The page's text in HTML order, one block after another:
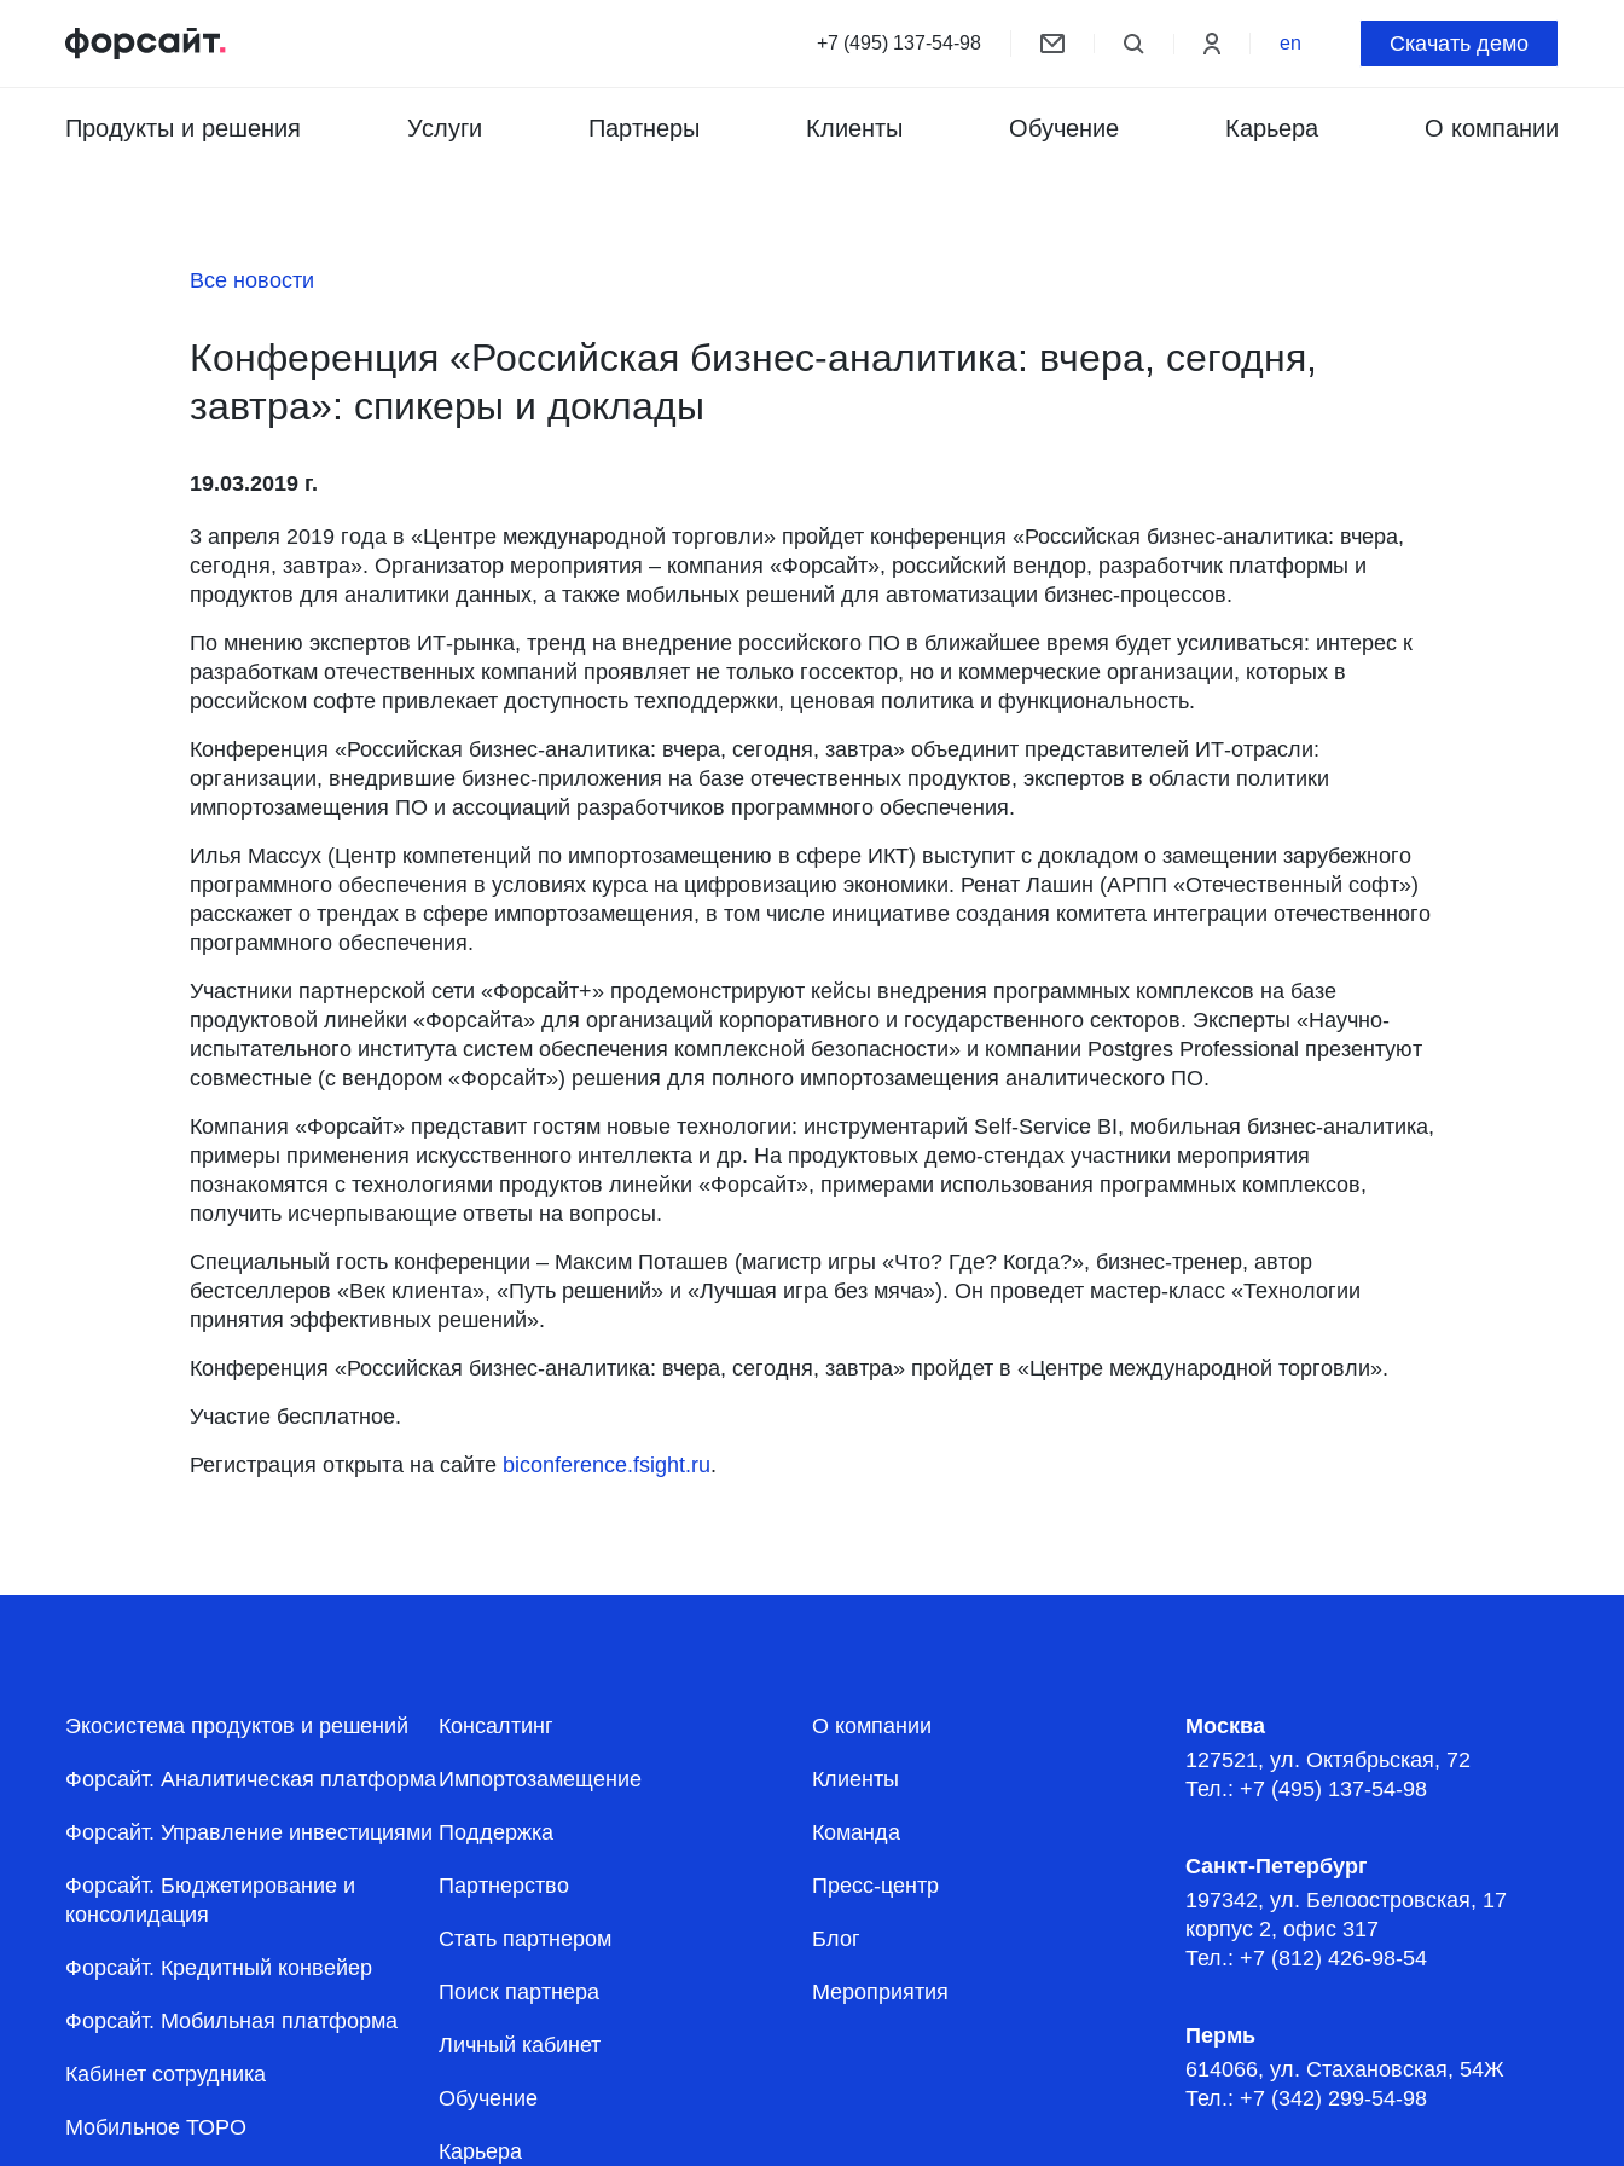
+7 (495) 137-54-98 en Скачать демо
Продукты и решения Услуги Партнеры Клиенты Обучение Карьера О компании
Все новости
Конференция «Российская бизнес-аналитика: вчера, сегодня,
завтра»: спикеры и доклады
19.03.2019 г.
3 апреля 2019 года в «Центре международной торговли» пройдет конференция «Российская бизнес-аналитика: вчера,
сегодня, завтра». Организатор мероприятия – компания «Форсайт», российский вендор, разработчик платформы и
продуктов для аналитики данных, а также мобильных решений для автоматизации бизнес-процессов.
По мнению экспертов ИТ-рынка, тренд на внедрение российского ПО в ближайшее время будет усиливаться: интерес к
разработкам отечественных компаний проявляет не только госсектор, но и коммерческие организации, которых в
российском софте привлекает доступность техподдержки, ценовая политика и функциональность.
Конференция «Российская бизнес-аналитика: вчера, сегодня, завтра» объединит представителей ИТ-отрасли:
организации, внедрившие бизнес-приложения на базе отечественных продуктов, экспертов в области политики
импортозамещения ПО и ассоциаций разработчиков программного обеспечения.
Илья Массух (Центр компетенций по импортозамещению в сфере ИКТ) выступит с докладом о замещении зарубежного
программного обеспечения в условиях курса на цифровизацию экономики. Ренат Лашин (АРПП «Отечественный софт»)
расскажет о трендах в сфере импортозамещения, в том числе инициативе создания комитета интеграции отечественного
программного обеспечения.
Участники партнерской сети «Форсайт+» продемонстрируют кейсы внедрения программных комплексов на базе
продуктовой линейки «Форсайта» для организаций корпоративного и государственного секторов. Эксперты «Научно-
испытательного института систем обеспечения комплексной безопасности» и компании Postgres Professional презентуют
совместные (с вендором «Форсайт») решения для полного импортозамещения аналитического ПО.
Компания «Форсайт» представит гостям новые технологии: инструментарий Self-Service BI, мобильная бизнес-аналитика,
примеры применения искусственного интеллекта и др. На продуктовых демо-стендах участники мероприятия
познакомятся с технологиями продуктов линейки «Форсайт», примерами использования программных комплексов,
получить исчерпывающие ответы на вопросы.
Специальный гость конференции – Максим Поташев (магистр игры «Что? Где? Когда?», бизнес-тренер, автор
бестселлеров «Век клиента», «Путь решений» и «Лучшая игра без мяча»). Он проведет мастер-класс «Технологии
принятия эффективных решений».
Конференция «Российская бизнес-аналитика: вчера, сегодня, завтра» пройдет в «Центре международной торговли».
Участие бесплатное.
Регистрация открыта на сайте biconference.fsight.ru.
Экосистема продуктов и решений
Форсайт. Аналитическая платформа
Форсайт. Управление инвестициями
Форсайт. Бюджетирование и
консолидация
Форсайт. Кредитный конвейер
Форсайт. Мобильная платформа
Кабинет сотрудника
Мобильное ТОРО
Консалтинг
Импортозамещение
Поддержка
Партнерство
Стать партнером
Поиск партнера
Личный кабинет
Обучение
Карьера
О компании
Клиенты
Команда
Пресс-центр
Блог
Мероприятия
Москва
127521, ул. Октябрьская, 72
Тел.: +7 (495) 137-54-98
Санкт-Петербург
197342, ул. Белоостровская, 17
корпус 2, офис 317
Тел.: +7 (812) 426-98-54
Пермь
614066, ул. Стахановская, 54Ж
Тел.: +7 (342) 299-54-98